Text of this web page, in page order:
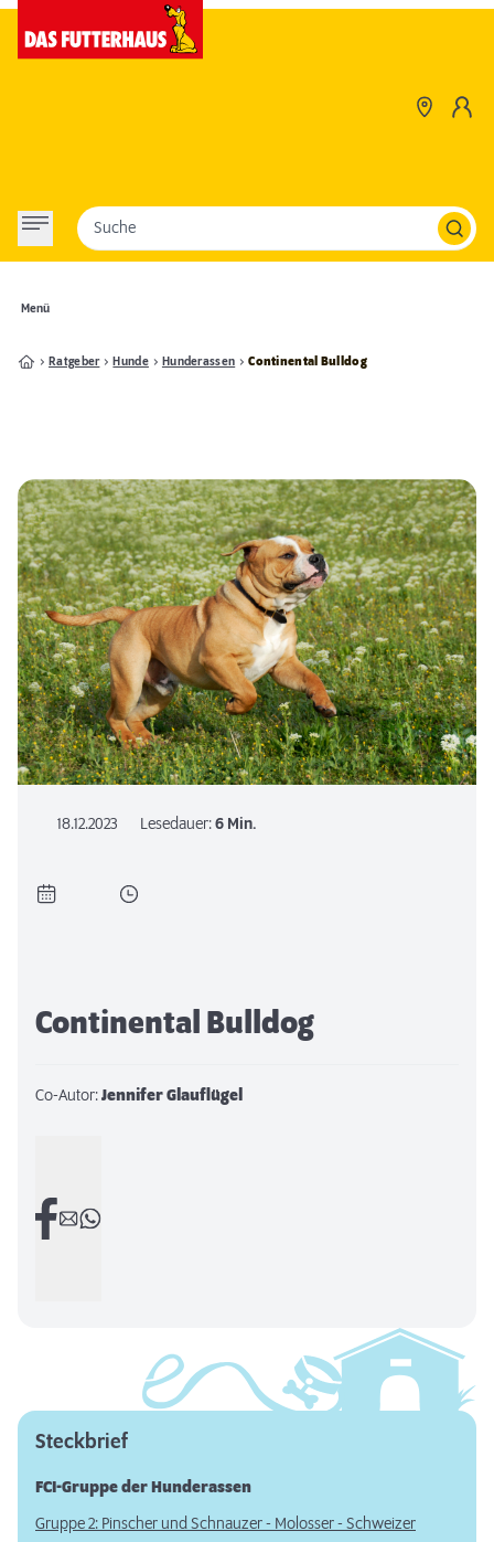
Menü
Suche
Ratgeber Hunde Hunderassen Continental Bulldog
18.12.2023 Lesedauer:6 Min.
Continental Bulldog
Co-Autor:Jennifer Glauflügel
Steckbrief
FCI-Gruppe der Hunderassen
Gruppe 2: Pinscher und Schnauzer - Molosser - Schweizer